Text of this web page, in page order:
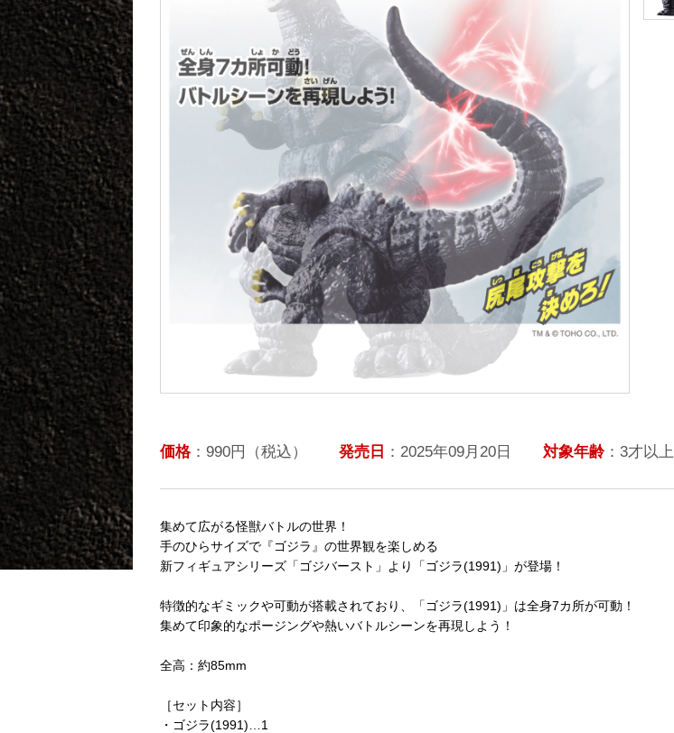
価格：990円（税込） 発売日 ：2025年09月20日 対象年齢：3才以上
集めて広がる怪獣バトルの世界！
手のひらサイズで『ゴジラ』の世界観を楽しめる
新フィギュアシリーズ「ゴジバースト」より「ゴジラ(1991)」が登場！
特徴的なギミックや可動が搭載されており、「ゴジラ(1991)」は全身7カ所が可動！
集めて印象的なポージングや熱いバトルシーンを再現しよう！
全高：約85mm
［セット内容］
・ゴジラ(1991)…1